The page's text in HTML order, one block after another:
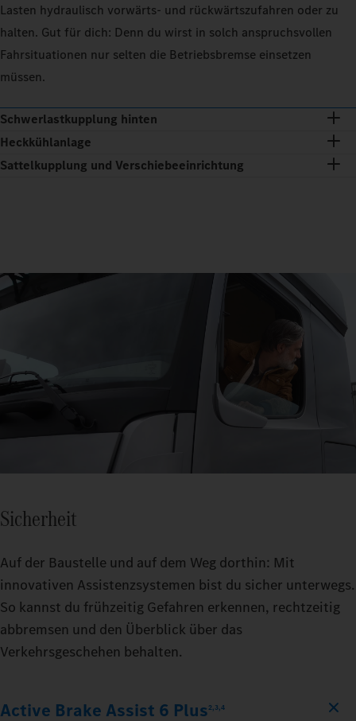
Lasten hydraulisch vorwärts- und rückwärtszufahren oder zu
halten. Gut für dich: Denn du wirst in solch anspruchsvollen
Fahrsituationen nur selten die Betriebsbremse einsetzen
müssen.
Schwerlastkupplung hinten
Heckkühlanlage
Sattelkupplung und Verschiebeeinrichtung
Sicherheit
Auf der Baustelle und auf dem Weg dorthin: Mit
innovativen Assistenzsystemen bist du sicher unterwegs.
So kannst du frühzeitig Gefahren erkennen, rechtzeitig
abbremsen und den Überblick über das
Verkehrsgeschehen behalten.
Active Brake Assist 6 Plus2,3,4